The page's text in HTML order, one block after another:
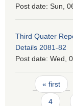
Post date: Sun,
Third Quater
Details 2081-82
Post date: Wed,
Pages
« first
4